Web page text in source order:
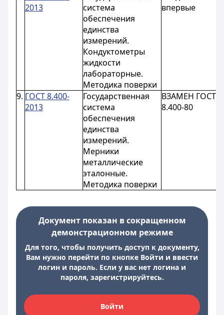
2013
система
обеспечения
единства
измерений.
Кондуктометры
жидкости
лабораторные.
Методика поверки
впервые
9. ГОСТ 8.400-
2013
Государственная
система
обеспечения
единства
измерений.
Мерники
металлические
эталонные.
Методика поверки
ВЗАМЕН ГОСТ
8.400-80
Документ показан в сокращенном
демонстрационном режиме
Для того, чтобы получить доступ к документу,
Вам нужно перейти по кнопке Войти и ввести
логин и пароль. Если у вас нет логина и
пароля, зарегистрируйтесь.
Войти